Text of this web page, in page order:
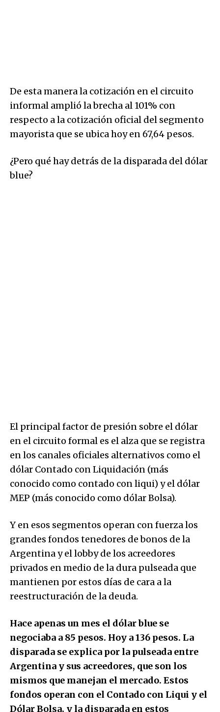
De esta manera la cotización en el circuito
informal amplió la brecha al 101% con
respecto a la cotización oficial del segmento
mayorista que se ubica hoy en 67,64 pesos.
¿Pero qué hay detrás de la disparada del dólar
blue?
El principal factor de presión sobre el dólar
en el circuito formal es el alza que se registra
en los canales oficiales alternativos como el
dólar Contado con Liquidación (más
conocido como contado con liqui) y el dólar
MEP (más conocido como dólar Bolsa).
Y en esos segmentos operan con fuerza los
grandes fondos tenedores de bonos de la
Argentina y el lobby de los acreedores
privados en medio de la dura pulseada que
mantienen por estos días de cara a la
reestructuración de la deuda.
Hace apenas un mes el dólar blue se
negociaba a 85 pesos. Hoy a 136 pesos. La
disparada se explica por la pulseada entre
Argentina y sus acreedores, que son los
mismos que manejan el mercado. Estos
fondos operan con el Contado con Liqui y el
Dólar Bolsa, y la disparada en estos